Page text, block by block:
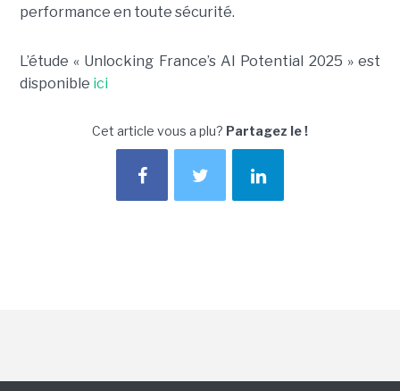
performance en toute sécurité.
L’étude « Unlocking France’s AI Potential 2025 » est
disponible ici
Cet article vous a plu? Partagez le !